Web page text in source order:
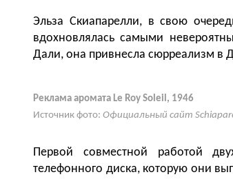
Эльза Скиапарелли, в свою
вдохновлялась самыми
Дали, она привнесла сюрреализм в
Реклама аромата Le Roy Soleil, 1946
Источник фото: Официальный сайт
Первой совместной работой
телефонного диска, которую они